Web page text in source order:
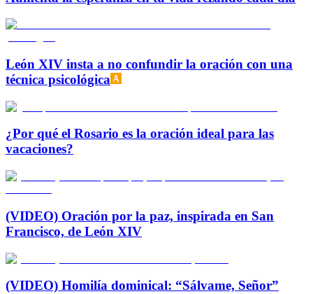
León XIV insta a no confundir la oración con una
técnica psicológica
¿Por qué el Rosario es la oración ideal para las
vacaciones?
(VIDEO) Oración por la paz, inspirada en San
Francisco, de León XIV
(VIDEO) Homilía dominical: “Sálvame, Señor”